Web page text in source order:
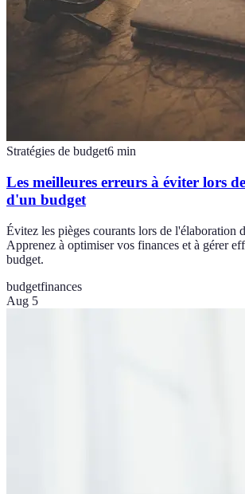
Stratégies de budget6 min
Les meilleures erreurs à éviter lors
d'un budget
Évitez les pièges courants lors de l'élaboration
Apprenez à optimiser vos finances et à gérer
budget.
budgetfinances
Aug 5